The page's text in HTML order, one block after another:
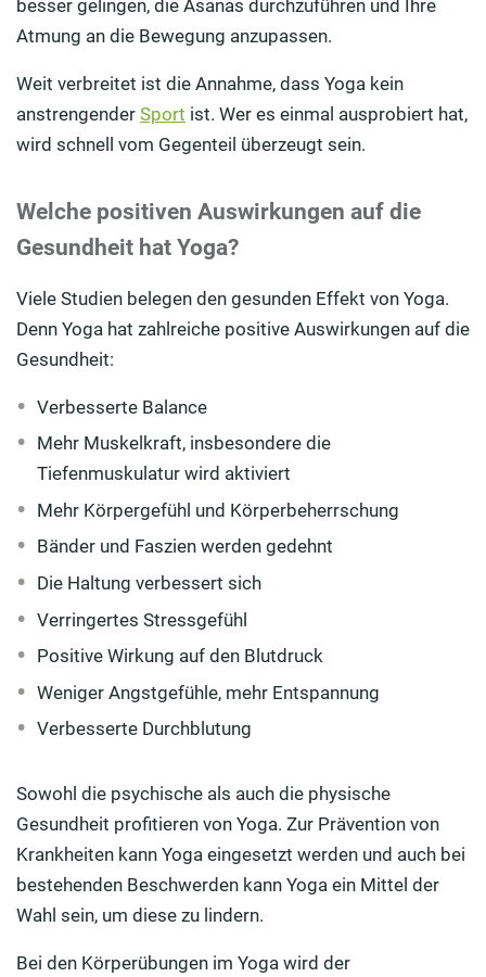
besser gelingen, die Asanas durchzuführen und Ihre
Atmung an die Bewegung anzupassen.
Weit verbreitet ist die Annahme, dass Yoga kein
anstrengender Sport ist. Wer es einmal ausprobiert hat,
wird schnell vom Gegenteil überzeugt sein.
Welche positiven Auswirkungen auf die
Gesundheit hat Yoga?
Viele Studien belegen den gesunden Effekt von Yoga.
Denn Yoga hat zahlreiche positive Auswirkungen auf die
Gesundheit:
Verbesserte Balance
Mehr Muskelkraft, insbesondere die
Tiefenmuskulatur wird aktiviert
Mehr Körpergefühl und Körperbeherrschung
Bänder und Faszien werden gedehnt
Die Haltung verbessert sich
Verringertes Stressgefühl
Positive Wirkung auf den Blutdruck
Weniger Angstgefühle, mehr Entspannung
Verbesserte Durchblutung
Sowohl die psychische als auch die physische
Gesundheit profitieren von Yoga. Zur Prävention von
Krankheiten kann Yoga eingesetzt werden und auch bei
bestehenden Beschwerden kann Yoga ein Mittel der
Wahl sein, um diese zu lindern.
Bei den Körperübungen im Yoga wird der